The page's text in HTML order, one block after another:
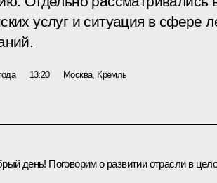
услуг и ситуация в сфере
13:20 Москва, Кремль
день! Поговорим о развитии отрасли в